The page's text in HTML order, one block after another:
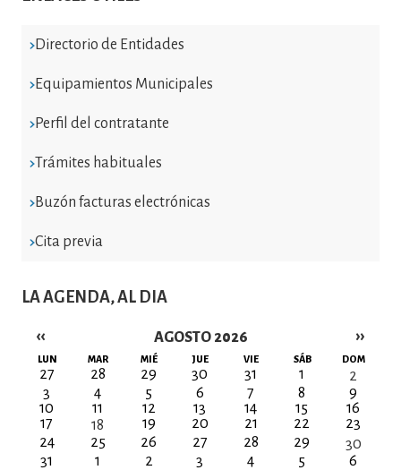
Directorio de Entidades
Equipamientos Municipales
Perfil del contratante
Trámites habituales
Buzón facturas electrónicas
Cita previa
LA AGENDA, AL DIA
AGOSTO 2026
Paginación
‹‹ ››
LUN MAR MIÉ JUE VIE SÁB DOM
27 28 29 30 31 1
2
3
4 5 6 7 8
9
10
11 12 13 14 15
16
17
18 19 20 21 22
23
24
25 26 27 28 29
30
31
1 2 3 4 5 6